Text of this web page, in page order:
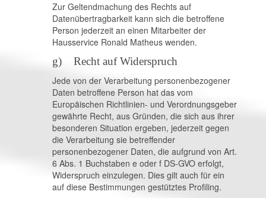
Zur Geltendmachung des Rechts auf
Datenübertragbarkeit kann sich die betroffene
Person jederzeit an einen Mitarbeiter der
Hausservice Ronald Matheus wenden.
g) Recht auf Widerspruch
Jede von der Verarbeitung personenbezogener
Daten betroffene Person hat das vom
Europäischen Richtlinien- und Verordnungsgeber
gewährte Recht, aus Gründen, die sich aus ihrer
besonderen Situation ergeben, jederzeit gegen
die Verarbeitung sie betreffender
personenbezogener Daten, die aufgrund von Art.
6 Abs. 1 Buchstaben e oder f DS-GVO erfolgt,
Widerspruch einzulegen. Dies gilt auch für ein
auf diese Bestimmungen gestütztes Profiling.